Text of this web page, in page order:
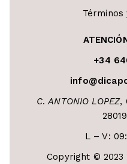
Términos
+34
C.ANTONIO LOPEZ,
28019
L – V:
Copyright © 2023